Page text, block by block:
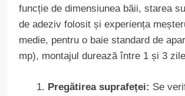
funcție de dimensiunea băii, starea
de adeziv folosit și experiența
medie, pentru o baie standard de
mp), montajul durează între 1 și 3
Pregătirea suprafeței: Se